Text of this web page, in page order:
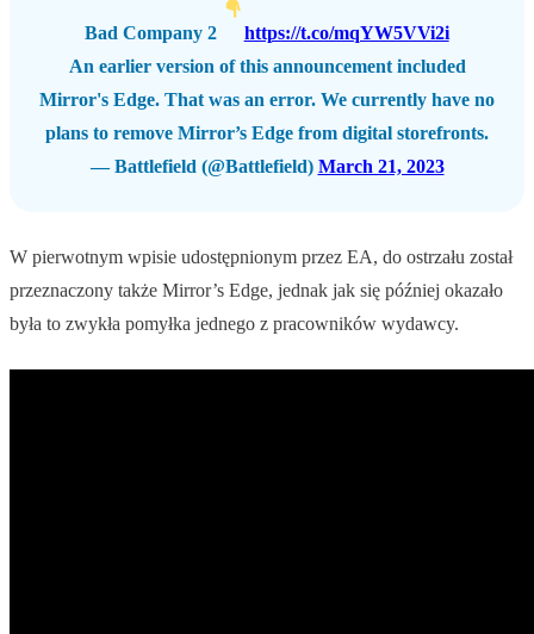
Bad Company 2
https://t.co/mqYW5VVi2i
An earlier version of this announcement included
Mirror's Edge. That was an error. We currently have no
plans to remove Mirror’s Edge from digital storefronts.
— Battlefield (@Battlefield) March 21, 2023
W pierwotnym wpisie udostępnionym przez EA, do ostrzału został
przeznaczony także Mirror’s Edge, jednak jak się później okazało
była to zwykła pomyłka jednego z pracowników wydawcy.